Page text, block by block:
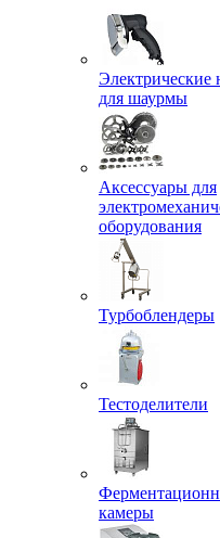
Электрические
для шаурмы
Аксессуары для
оборудования
Турбоблендеры
Тестоделители
камеры